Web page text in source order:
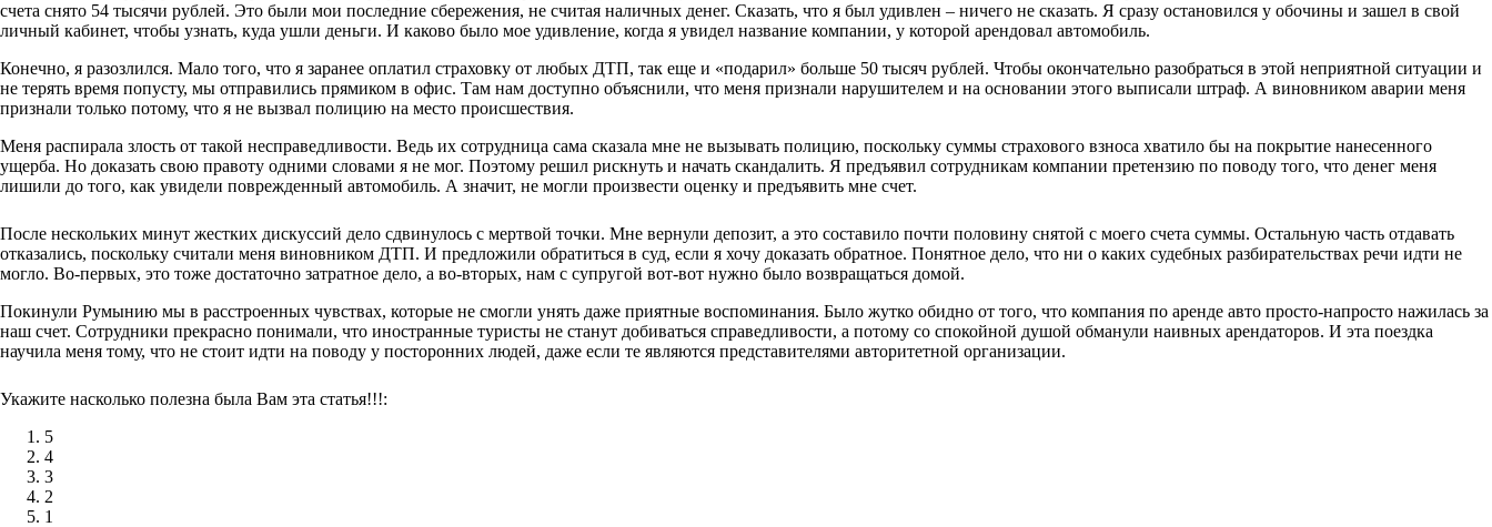
счета снято 54 тысячи рублей. Это были мои последние сбережения, не считая наличных денег. Сказать, что я был удивлен – ничего не сказать. Я сразу остановился у обочины и зашел в свой
личный кабинет, чтобы узнать, куда ушли деньги. И каково было мое удивление, когда я увидел название компании, у которой арендовал автомобиль.
Конечно, я разозлился. Мало того, что я заранее оплатил страховку от любых ДТП, так еще и «подарил» больше 50 тысяч рублей. Чтобы окончательно разобраться в этой неприятной ситуации и
не терять время попусту, мы отправились прямиком в офис. Там нам доступно объяснили, что меня признали нарушителем и на основании этого выписали штраф. А виновником аварии меня
признали только потому, что я не вызвал полицию на место происшествия.
Меня распирала злость от такой несправедливости. Ведь их сотрудница сама сказала мне не вызывать полицию, поскольку суммы страхового взноса хватило бы на покрытие нанесенного
ущерба. Но доказать свою правоту одними словами я не мог. Поэтому решил рискнуть и начать скандалить. Я предъявил сотрудникам компании претензию по поводу того, что денег меня
лишили до того, как увидели поврежденный автомобиль. А значит, не могли произвести оценку и предъявить мне счет.
После нескольких минут жестких дискуссий дело сдвинулось с мертвой точки. Мне вернули депозит, а это составило почти половину снятой с моего счета суммы. Остальную часть отдавать
отказались, поскольку считали меня виновником ДТП. И предложили обратиться в суд, если я хочу доказать обратное. Понятное дело, что ни о каких судебных разбирательствах речи идти не
могло. Во-первых, это тоже достаточно затратное дело, а во-вторых, нам с супругой вот-вот нужно было возвращаться домой.
Покинули Румынию мы в расстроенных чувствах, которые не смогли унять даже приятные воспоминания. Было жутко обидно от того, что компания по аренде авто просто-напросто нажилась за
наш счет. Сотрудники прекрасно понимали, что иностранные туристы не станут добиваться справедливости, а потому со спокойной душой обманули наивных арендаторов. И эта поездка
научила меня тому, что не стоит идти на поводу у посторонних людей, даже если те являются представителями авторитетной организации.
Укажите насколько полезна была Вам эта статья!!!:
5
4
3
2
1